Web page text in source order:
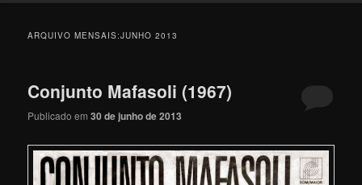
ARQUIVO MENSAIS:JUNHO 2013
Conjunto Mafasoli (1967)
Publicado em30 de junho de 2013